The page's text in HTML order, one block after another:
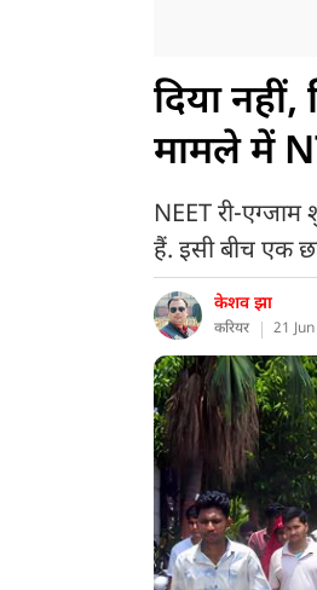
दिया
मामले में
NEET री-
हैं. इसी बीच एक
केशव झा
करियर 21